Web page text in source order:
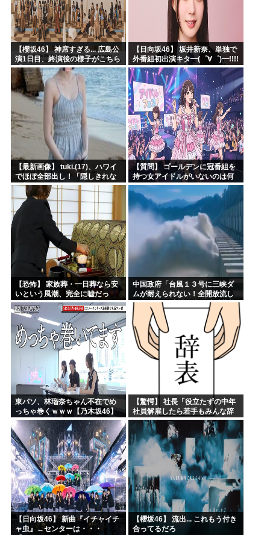
【櫻坂46】 神席すぎる... 広島公
演1日目、終演後の様子がこちら
【全国ツアー2026 What’s
lonesome?】
【日向坂46】 坂井新奈、単独で
外番組初出演キタ━(゜∀゜)━!!!!
【最新画像】 tuki.(17)、ハワイ
でほぼ全部出し！「隠しきれな
い美貌」とSNSざわつく
【質問】 ゴールデンに冠番組を
持つ女アイドルがいないのは何
故なのか？
【恐怖】 家族葬・一日葬なら安
いという風潮、完全に嘘だっ
た・・・・
中国政府「台風１３号に三峡ダ
ムが耐えられない！全開放流し
ろ！」⇒ 下流域の街が壊滅状態
ｗｗｗｗｗ
東パソ、林瑠奈ちゃん不在でめ
っちゃ巻くｗｗｗ【乃木坂46】
【驚愕】 社長「役立たずの中年
社員解雇したら若手もみんな辞
めてしまった…」
【日向坂46】 新曲『イチャイチ
ャ虫』←センターは・・・
【櫻坂46】 流出... これもう付き
合ってるだろ